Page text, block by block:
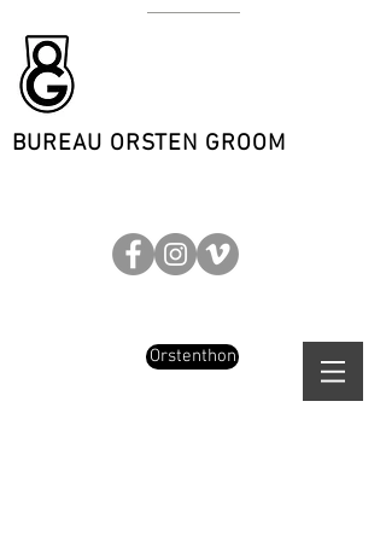
BUREAU ORSTEN GROOM
Orstenthon